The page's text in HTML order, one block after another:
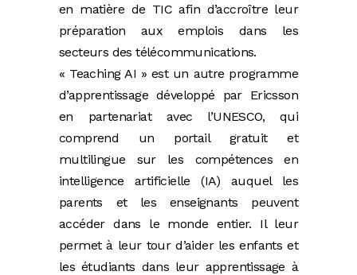
en matière de TIC afin d’accroître leur
préparation aux emplois dans les
secteurs des télécommunications.
« Teaching AI » est un autre programme
d’apprentissage développé par Ericsson
en partenariat avec l’UNESCO, qui
comprend un portail gratuit et
multilingue sur les compétences en
intelligence artificielle (IA) auquel les
parents et les enseignants peuvent
accéder dans le monde entier. Il leur
permet à leur tour d’aider les enfants et
les étudiants dans leur apprentissage à